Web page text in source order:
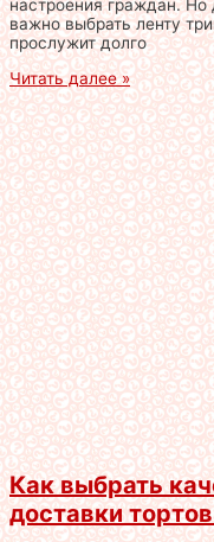
настроения граждан. Но
важно выбрать ленту
прослужит долго
Читать далее »
Как выбрать
доставки